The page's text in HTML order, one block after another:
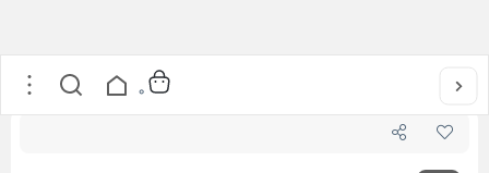
خانه واکس مو آگیوا شماره 01 مدل Styling Wax حجم 175 میل 0